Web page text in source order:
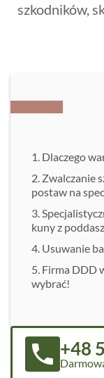
szkodników,
Dlaczego
Zwalczanie
postaw na
kuny z
Usuwanie
Firma DDD
wybrać!
+48